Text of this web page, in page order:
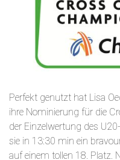
Perfekt genutzt hat Lisa
ihre Nominierung für die
der Einzelwertung des
sie in 13:30 min ein
auf einem tollen 18. Platz.